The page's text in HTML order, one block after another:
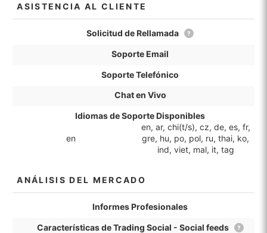
ASISTENCIA AL CLIENTE
Solicitud de Rellamada ?
Soporte Email
Soporte Telefónico
Chat en Vivo
Idiomas de Soporte Disponibles
en
en, ar, chi(t/s), cz, de, es, fr,
gre, hu, po, pol, ru, thai, ko,
ind, viet, mal, it, tag
ANÁLISIS DEL MERCADO
Informes Profesionales
Características de Trading Social - Social feeds ?